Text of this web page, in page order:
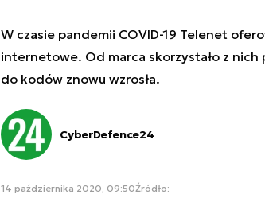
W czasie pandemii COVID-19 Telenet
internetowe. Od marca skorzystało z
do kodów znowu wzrosła.
CyberDefence24
14 października 2020, 09:50Źródło: